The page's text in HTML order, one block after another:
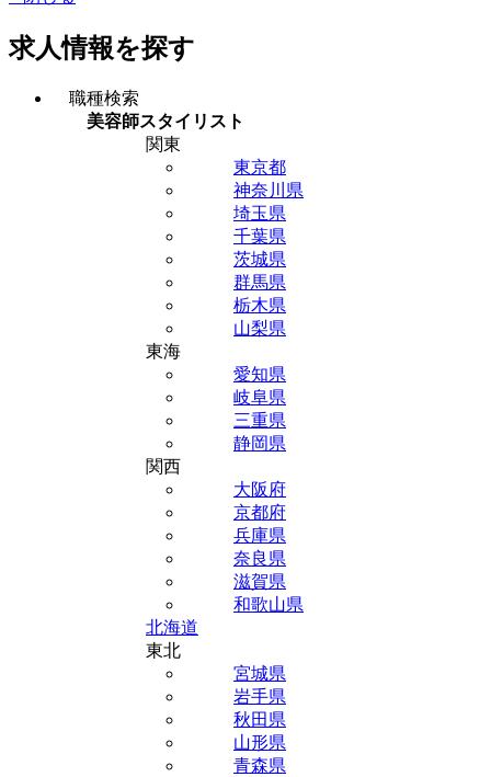
求人情報を探す
職種検索
美容師スタイリスト
関東
東京都
神奈川県
埼玉県
千葉県
茨城県
群馬県
栃木県
山梨県
東海
愛知県
岐阜県
三重県
静岡県
関西
大阪府
京都府
兵庫県
奈良県
滋賀県
和歌山県
北海道
東北
宮城県
岩手県
秋田県
山形県
青森県